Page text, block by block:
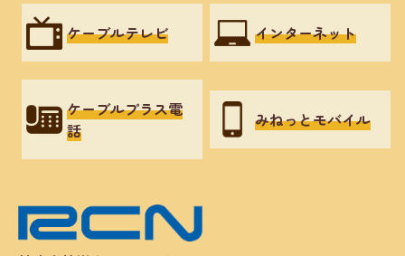
ケーブルテレビ インターネット
ケーブルプラス電
話
みねっとモバイル